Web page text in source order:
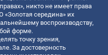
никто не имеет права
середина» их
воспроизводству,
форме.
точку зрения,
За достоверность